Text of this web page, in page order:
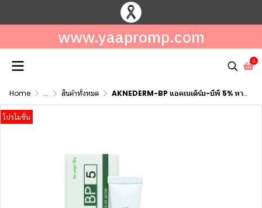
www.yaapromp.com
0
Home ... สินค้าทั้งหมด AKNEDERM-BP แอคเนเดิร์ม-บีพี 5% ทารักษาสิว
โปรโมชั่น